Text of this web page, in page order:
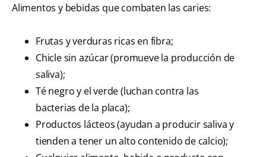
Alimentos y bebidas que combaten las caries:
Frutas y verduras ricas en fibra;
Chicle sin azúcar (promueve la producción de
saliva);
Té negro y el verde (luchan contra las
bacterias de la placa);
Productos lácteos (ayudan a producir saliva y
tienden a tener un alto contenido de calcio);